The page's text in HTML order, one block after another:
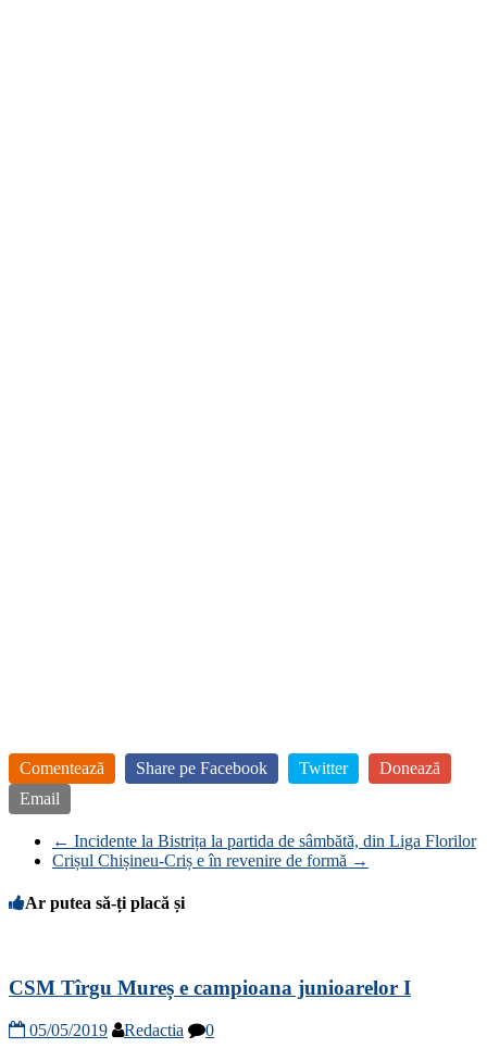
Comentează Share pe Facebook Twitter
Donează
Email
← Incidente la Bistrița la partida de sâmbătă, din Liga Florilor
Crișul Chișineu-Criș e în revenire de formă →
Ar putea să-ți placă și
CSM Tîrgu Mureș e campioana junioarelor I
05/05/2019 Redactia 0